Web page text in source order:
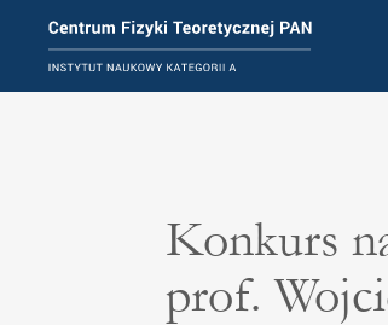
Konkurs
prof.